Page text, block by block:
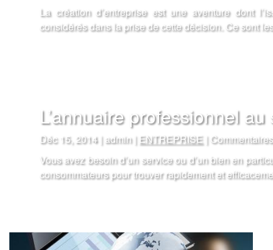
La création d’entreprise est une aventure dont
considérés dans la prise de cette décision. Ce sont
L’annuaire professionnel
Déc 15, 2014 | admin | ENTREPRISE|
Vous avez besoin d’un service ou d’un bien en
consommateurs pour trouver rapidement et